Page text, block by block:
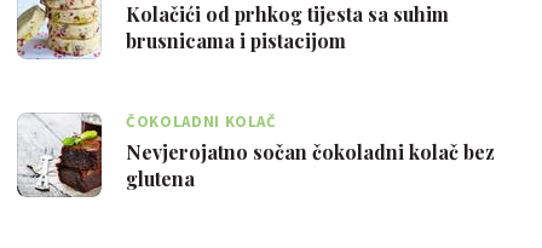
Kolačići od prhkog tijesta sa suhim
brusnicama i pistacijom
ČOKOLADNI KOLAČ
Nevjerojatno sočan čokoladni kolač bez
glutena